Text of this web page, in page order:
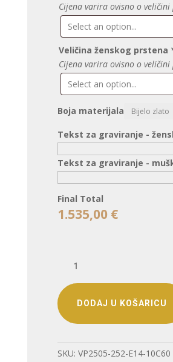
Cijena varira ovisno o veličini
Veličina ženskog prstena
Cijena varira ovisno o veličini
Boja materijala
Tekst za graviranje -
Tekst za graviranje -
Final Total
1.535,00 €
PRSTENJE
PROFINJENA
NENAMETLJIVOST
količina
DODAJ U KOŠARICU
SKU: VP2505-252-E14-10C60